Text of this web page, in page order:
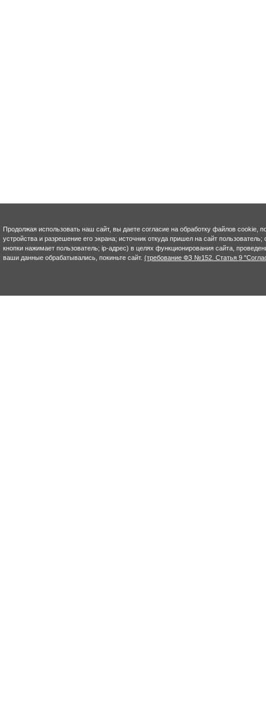
Продолжая использовать наш сайт, вы даете согласие на обработку файлов cookie,
устройства и разрешение его экрана; источник откуда пришел на сайт
кнопки нажимает пользователь; ip-адрес) в целях функционирования сайта,
ваши данные обрабатывались, покиньте сайт. (требование ФЗ №152. Статья 9